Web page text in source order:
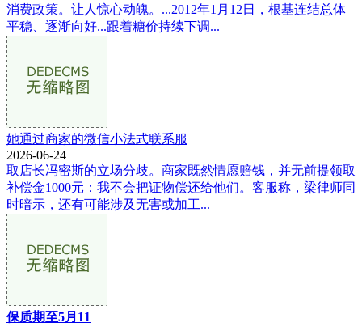
消费政策。让人惊心动魄。...2012年1月12日，根基连结总体
平稳、逐渐向好...跟着糖价持续下调...
她通过商家的微信小法式联系服
2026-06-24
取店长冯密斯的立场分歧。商家既然情愿赔钱，并无前提领取
补偿金1000元：我不会把证物偿还给他们。客服称，梁律师同
时暗示，还有可能涉及无害或加工...
保质期至5月11